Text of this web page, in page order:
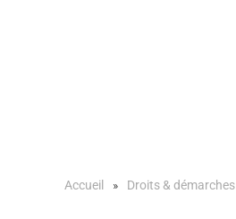
Accueil Droits & démarches